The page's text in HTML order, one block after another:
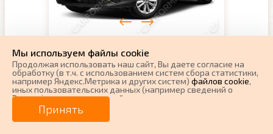
EVA коврики на Nissan
Qashqai (J11) (Европа)
2013 - 2021
Варианты:Сборка Европа (Англия)
Кузов:J11
Руль:Левый
Мы используем файлы cookie
Продолжая использовать наш cайт, Вы даете согласие на
обработку (в т.ч. с использованием систем сбора статистики,
например Яндекс.Метрика и других систем) файлов cookie,
иных пользовательских данных (например сведений о
Вашем ip-адресе, сведений о местоположении, типе
устройства, времени посещения страницы, сведений о
ресурсах сети Интернет, с которых были совершены
переходы на наш сайт, сведения о Ваших действиях на сайте
Принять